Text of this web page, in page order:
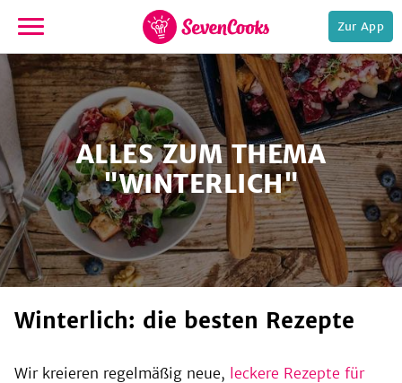
zur
Startseite
Zur App
ALLES ZUM THEMA
"WINTERLICH"
winterlich: die besten Rezepte
Wir kreieren regelmäßig neue, leckere Rezepte für